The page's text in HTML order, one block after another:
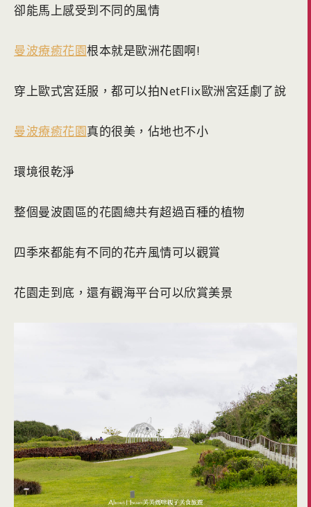
卻能馬上感受到不同的風情
曼波療癒花園根本就是歐洲花園啊!
穿上歐式宮廷服，都可以拍NetFlix歐洲宮廷劇了說
曼波療癒花園真的很美，佔地也不小
環境很乾淨
整個曼波園區的花園總共有超過百種的植物
四季來都能有不同的花卉風情可以觀賞
花園走到底，還有觀海平台可以欣賞美景